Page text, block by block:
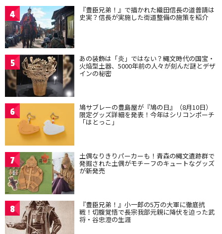
4 『豊臣兄弟！』で描かれた織田信長の道普請は
史実？信長が実施した街道整備の施策を紹介
5 あの装飾は「炎」ではない？縄文時代の国宝・
火焔型土器、5000年前の人々が刻んだ謎とデザ
インの秘密
6 鳩サブレーの豊島屋が『鳩の日』（8月10日）
限定グッズ詳細を発表！今年はシリコンポーチ
「はとっこ」
7 土偶なりきりパーカーも！青森の縄文遺跡群で
発掘された土偶がモチーフのキュートなグッズ
が新発売
8 『豊臣兄弟！』小一郎の5万の大軍に徹底抗
戦！切腹覚悟で長宗我部元親に降伏を迫った武
将・谷忠澄の生涯